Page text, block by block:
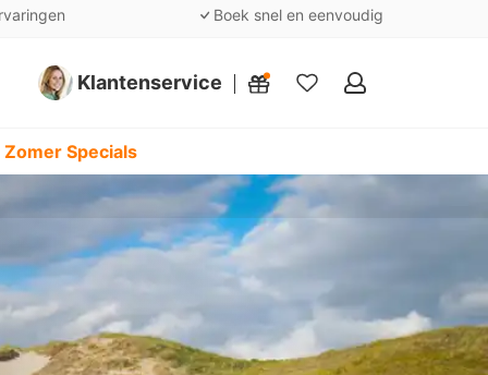
Boek snel en eenvoudig
Klantenservice
Mijn
Specials